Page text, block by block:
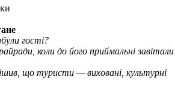
гості?
коли до його приймальні завітали
що туристи — виховані, культурні